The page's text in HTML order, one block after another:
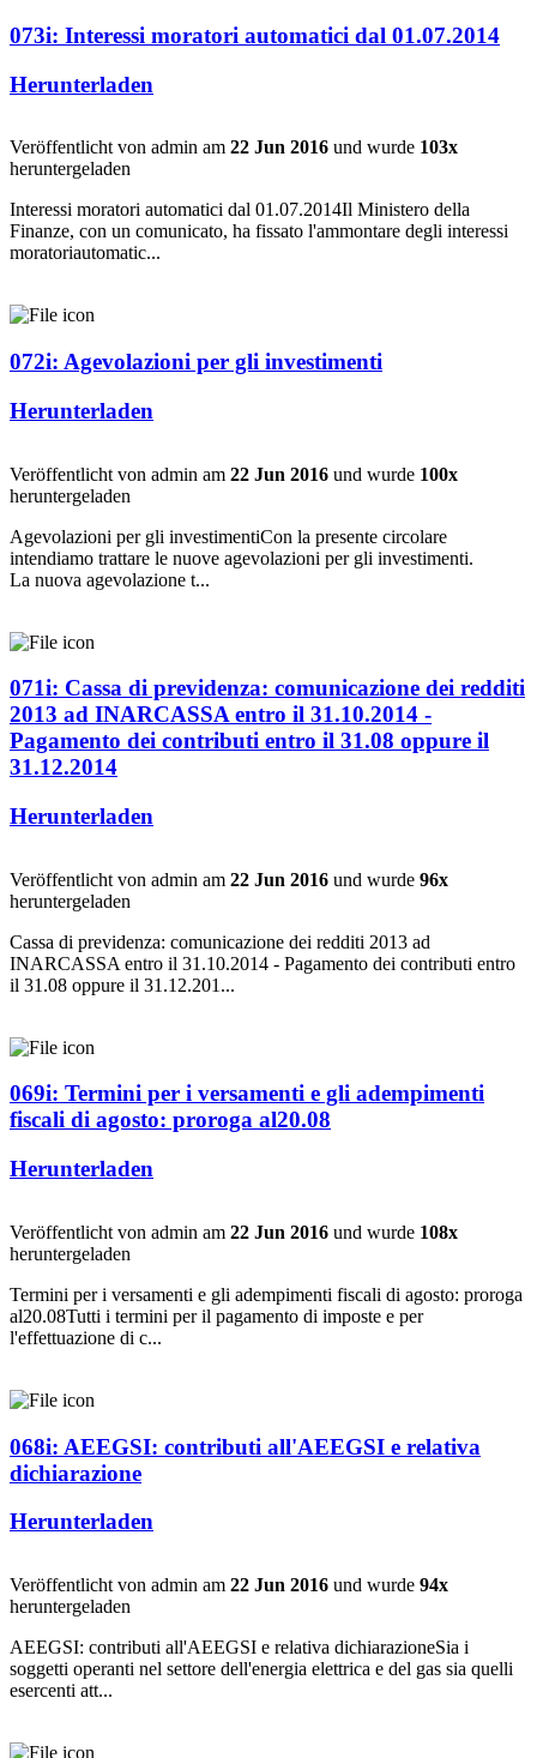
073i: Interessi moratori automatici dal 01.07.2014
Herunterladen
Veröffentlicht von admin am 22 Jun 2016 und wurde 103x
heruntergeladen
Interessi moratori automatici dal 01.07.2014Il Ministero della
Finanze, con un comunicato, ha fissato l'ammontare degli interessi
moratoriautomatic...
072i: Agevolazioni per gli investimenti
Herunterladen
Veröffentlicht von admin am 22 Jun 2016 und wurde 100x
heruntergeladen
Agevolazioni per gli investimentiCon la presente circolare
intendiamo trattare le nuove agevolazioni per gli investimenti.
La nuova agevolazione t...
071i: Cassa di previdenza: comunicazione dei redditi
2013 ad INARCASSA entro il 31.10.2014 -
Pagamento dei contributi entro il 31.08 oppure il
31.12.2014
Herunterladen
Veröffentlicht von admin am 22 Jun 2016 und wurde 96x
heruntergeladen
Cassa di previdenza: comunicazione dei redditi 2013 ad
INARCASSA entro il 31.10.2014 - Pagamento dei contributi entro
il 31.08 oppure il 31.12.201...
069i: Termini per i versamenti e gli adempimenti
fiscali di agosto: proroga al20.08
Herunterladen
Veröffentlicht von admin am 22 Jun 2016 und wurde 108x
heruntergeladen
Termini per i versamenti e gli adempimenti fiscali di agosto: proroga
al20.08Tutti i termini per il pagamento di imposte e per
l'effettuazione di c...
068i: AEEGSI: contributi all'AEEGSI e relativa
dichiarazione
Herunterladen
Veröffentlicht von admin am 22 Jun 2016 und wurde 94x
heruntergeladen
AEEGSI: contributi all'AEEGSI e relativa dichiarazioneSia i
soggetti operanti nel settore dell'energia elettrica e del gas sia quelli
esercenti att...